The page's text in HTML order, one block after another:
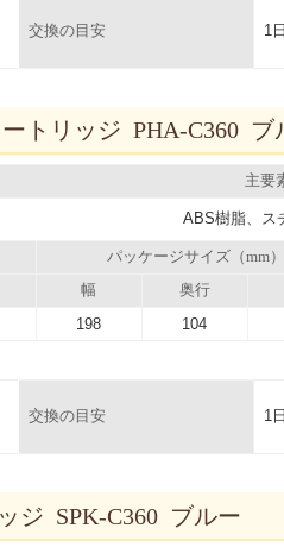
交換の目安 1
トリッジ PHA-C360 ブ
主要
ABS樹脂、ス
パッケージサイズ（mm）
幅 奥行
198 104
交換の目安 1
ジ SPK-C360 ブルー